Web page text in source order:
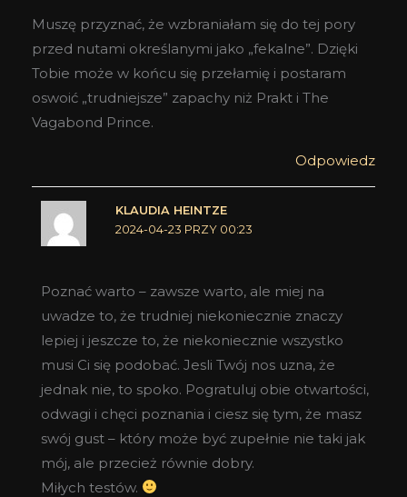
Muszę przyznać, że wzbraniałam się do tej pory
przed nutami określanymi jako „fekalne”. Dzięki
Tobie może w końcu się przełamię i postaram
oswoić „trudniejsze” zapachy niż Prakt i The
Vagabond Prince.
Odpowiedz
KLAUDIA HEINTZE
2024-04-23 PRZY 00:23
Poznać warto – zawsze warto, ale miej na
uwadze to, że trudniej niekoniecznie znaczy
lepiej i jeszcze to, że niekoniecznie wszystko
musi Ci się podobać. Jesli Twój nos uzna, że
jednak nie, to spoko. Pogratuluj obie otwartości,
odwagi i chęci poznania i ciesz się tym, że masz
swój gust – który może być zupełnie nie taki jak
mój, ale przecież równie dobry.
Miłych testów.